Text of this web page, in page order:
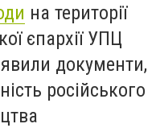
на території
єпархії УПЦ
документи,
російського